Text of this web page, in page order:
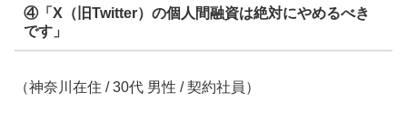
④「X（旧Twitter）の個人間融資は絶対にやめるべき
です」
（神奈川在住 / 30代 男性 / 契約社員）